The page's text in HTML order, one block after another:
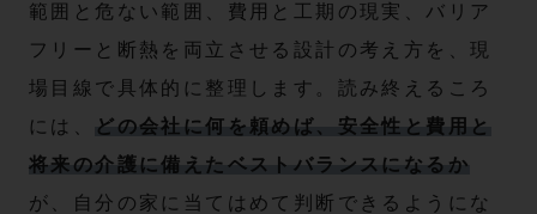
範囲と危ない範囲、費用と工期の現実、バリア
フリーと断熱を両立させる設計の考え方を、現
場目線で具体的に整理します。読み終えるころ
には、
どの会社に何を頼めば、安全性と費用と
将来の介護に備えたベストバランスになるか
が、自分の家に当てはめて判断できるようにな